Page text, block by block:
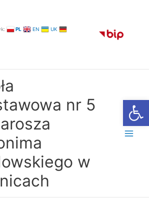
PL EN
UK
nr 5
w